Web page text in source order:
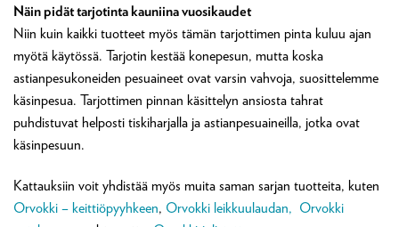
Näin pidät tarjotinta kauniina vuosikaudet
Niin kuin kaikki tuotteet myös tämän tarjottimen pinta kuluu ajan
myötä käytössä. Tarjotin kestää konepesun, mutta koska
astianpesukoneiden pesuaineet ovat varsin vahvoja, suosittelemme
käsinpesua. Tarjottimen pinnan käsittelyn ansiosta tahrat
puhdistuvat helposti tiskiharjalla ja astianpesuaineilla, jotka ovat
käsinpesuun.
Kattauksiin voit yhdistää myös muita saman sarjan tuotteita, kuten
Orvokki – keittiöpyyhkeen, Orvokki leikkuulaudan, Orvokki